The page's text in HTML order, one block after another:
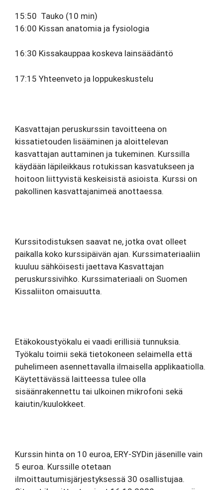
15:50 Tauko (10 min)
16:00 Kissan anatomia ja fysiologia
16:30 Kissakauppaa koskeva lainsäädäntö
17:15 Yhteenveto ja loppukeskustelu
Kasvattajan peruskurssin tavoitteena on
kissatietouden lisääminen ja aloittelevan
kasvattajan auttaminen ja tukeminen. Kurssilla
käydään läpileikkaus rotukissan kasvatukseen ja
hoitoon liittyvistä keskeisistä asioista. Kurssi on
pakollinen kasvattajanimeä anottaessa.
Kurssitodistuksen saavat ne, jotka ovat olleet
paikalla koko kurssipäivän ajan. Kurssimateriaaliin
kuuluu sähköisesti jaettava Kasvattajan
peruskurssivihko. Kurssimateriaali on Suomen
Kissaliiton omaisuutta.
Etäkokoustyökalu ei vaadi erillisiä tunnuksia.
Työkalu toimii sekä tietokoneen selaimella että
puhelimeen asennettavalla ilmaisella applikaatiolla.
Käytettävässä laitteessa tulee olla
sisäänrakennettu tai ulkoinen mikrofoni sekä
kaiutin/kuulokkeet.
Kurssin hinta on 10 euroa, ERY-SYDin jäsenille vain
5 euroa. Kurssille otetaan
ilmoittautumisjärjestyksessä 30 osallistujaa.